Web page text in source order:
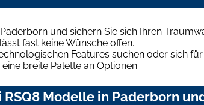
und sichern Sie sich Ihren
fast keine Wünsche offen.
Features suchen oder sich
breite Palette an Optionen.
Modelle in Paderborn